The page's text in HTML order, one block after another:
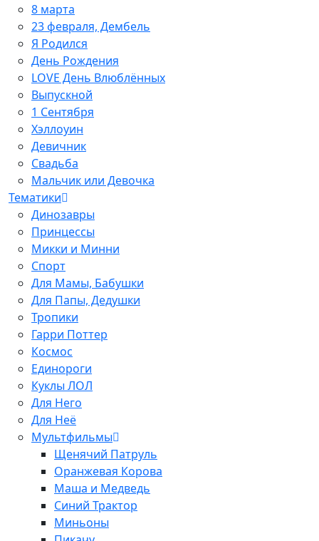
8 марта
23 февраля, Дембель
Я Родился
День Рождения
LOVE День Влюблённых
Выпускной
1 Сентября
Хэллоуин
Девичник
Свадьба
Мальчик или Девочка
Тематики
Динозавры
Принцессы
Микки и Минни
Спорт
Для Мамы, Бабушки
Для Папы, Дедушки
Тропики
Гарри Поттер
Космос
Единороги
Куклы ЛОЛ
Для Него
Для Неё
Мультфильмы
Щенячий Патруль
Оранжевая Корова
Маша и Медведь
Синий Трактор
Миньоны